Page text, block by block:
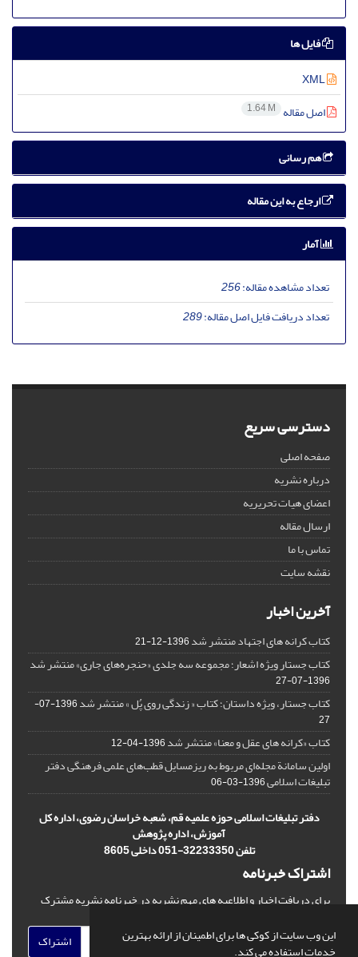
این وب سایت از کوکی ها برای اطمینان از ارائه بهترین
خدمات استفاده می کند.
فایل ها
اصل مقاله 1.64 M
هم رسانی
ارجاع به این مقاله
آمار
تعداد مشاهده مقاله:256
تعداد دریافت فایل اصل مقاله:289
دسترسی سریع
صفحه اصلی
درباره نشریه
اعضای هیات تحریریه
ارسال مقاله
تماس با ما
نقشه سایت
آخرین اخبار
کتاب کرانه های اجتهاد منتشر شد1396-12-21
کتاب جستار ویژه اشعار؛ مجموعه سه جلدی «حنجره‌های جاری» منتشر شد
1396-07-27
کتاب جستار، ویژه داستان؛ کتاب « زندگی روی پُل » منتشر شد
1396-07-
27
کتاب «کرانه های عقل و معنا» منتشر شد1396-04-12
اولین سامانة مجله‌ای مربوط به ریزمسایل‌ قطب‌های علمی فرهنگی دفتر
تبلیغات اسلامی1396-03-06
دفتر تبلیغات اسلامی حوزه علمیه قم، شعبه خراسان رضوی، اداره کل
آموزش، اداره پژوهش
تلفن 32233350-051 داخلی 8605
اشتراک خبرنامه
برای دریافت اخبار و اطلاعیه های مهم نشریه در خبرنامه نشریه مشترک
اشتراک